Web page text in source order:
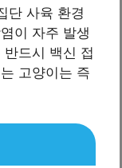
단 사육 환경
이 자주 발생
드시 백신 접
고양이는 즉